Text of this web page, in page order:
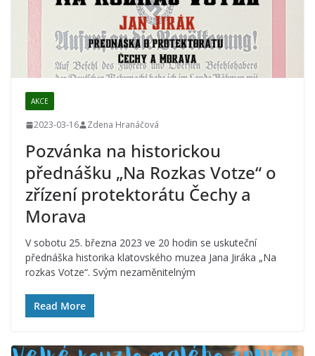
AKCE
2023-03-16 Zdena Hranáčová
Pozvánka na historickou
přednášku „Na Rozkas Votze“ o
zřízení protektorátu Čechy a
Morava
V sobotu 25. března 2023 ve 20 hodin se uskuteční
přednáška historika klatovského muzea Jana Jiráka „Na
rozkas Votze“. Svým nezaměnitelným
Read More